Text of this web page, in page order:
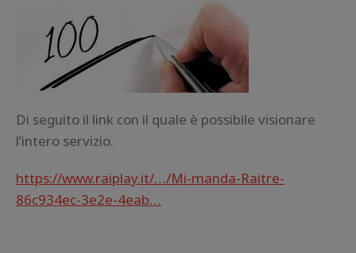
Di seguito il link con il quale è possibile visionare
l’intero servizio.
https://www.raiplay.it/…/Mi-manda-Raitre-
86c934ec-3e2e-4eab…